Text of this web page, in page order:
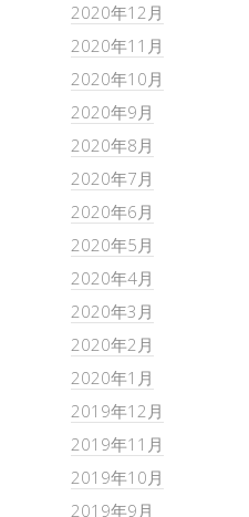
2020年12月
2020年11月
2020年10月
2020年9月
2020年8月
2020年7月
2020年6月
2020年5月
2020年4月
2020年3月
2020年2月
2020年1月
2019年12月
2019年11月
2019年10月
2019年9月